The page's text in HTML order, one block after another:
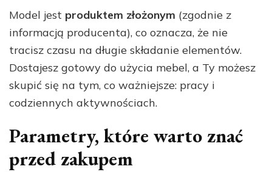
Model jest produktem złożonym (zgodnie z
informacją producenta), co oznacza, że nie
tracisz czasu na długie składanie elementów.
Dostajesz gotowy do użycia mebel, a Ty możesz
skupić się na tym, co ważniejsze: pracy i
codziennych aktywnościach.
Parametry, które warto znać
przed zakupem